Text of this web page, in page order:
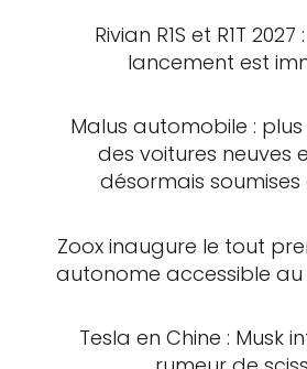
Rivian R1S et R1T
lancement est
Malus automobile :
des voitures neuves
désormais
Zoox inaugure le tout
autonome accessible
Tesla en Chine : Musk